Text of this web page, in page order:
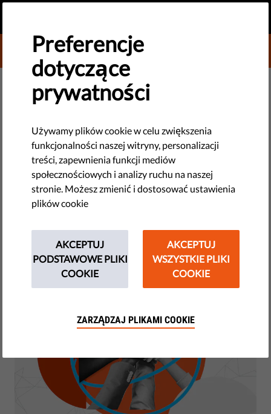
DONATE TO LIBERTIES
DEMOKRACJA I SPRAWIEDLIWOŚĆ
Co oznacza marginalizowanie:
definicja, przykłady,
charakterystyka zjawiska
Co to oznacza, że kogoś "marginalizujemy" i w jaki sposób
dominujące grupy to robią? Ten problem występuje w
by Jonathan Day
marca 15, 2022
Preferencje
dotyczące
prywatności
Używamy plików cookie w celu zwiększenia
funkcjonalności naszej witryny, personalizacji
treści, zapewnienia funkcji mediów
społecznościowych i analizy ruchu na naszej
stronie. Możesz zmienić i dostosować ustawienia
plików cookie
AKCEPTUJ
PODSTAWOWE PLIKI
COOKIE
AKCEPTUJ
WSZYSTKIE PLIKI
COOKIE
ZARZĄDZAJ PLIKAMI COOKIE